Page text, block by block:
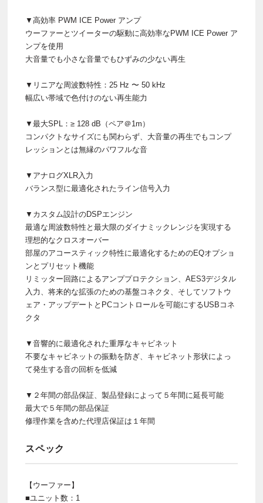
▼高効率 PWM ICE Power アンプ
ウーファーとツイーターの駆動に高効率なPWM ICE Power ア
ンプを使用
​大音量でも小さな音量でもひずみの少ない再生
▼リニアな周波数特性：25 Hz 〜 50 kHz
幅広い帯域で色付けのない再生能力
▼最大SPL：≥ 128 dB（ペア＠1m）
コンパクトなサイズにも関わらず、大音量の再生でもコンプ
レッションとは無縁のパワフルな音
▼アナログXLR入力
バランス型に最適化されたライン信号入力
▼​カスタム設計のDSPエンジン
最適な周波数特性と最大限のダイナミックレンジを実現する
理想的なクロスオーバー
部屋のアコースティック特性に最適化するためのEQオプショ
ンとプリセット機能
リミッター回路によるアンププロテクション、AES3デジタル
入力、将来的な拡張のための基盤コネクタ、そしてソフトウ
ェア・アップデートとPCコントロールを可能にするUSBコネ
クタ
▼音響的に最適化された重厚なキャビネット
不要なキャビネットの振動を防ぎ、キャビネット形状によっ
て発生する音の回析を低減
▼２年間の部品保証、製品登録によって５年間に延長可能
最大で５年間の部品保証
修理作業を含めた代理店保証は１年間
スペック
【ウーファー】
■ユニット数：1